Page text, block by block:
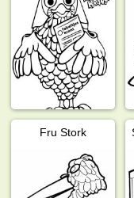
Fru Stork